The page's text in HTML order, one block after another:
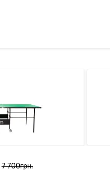
7 700грн.